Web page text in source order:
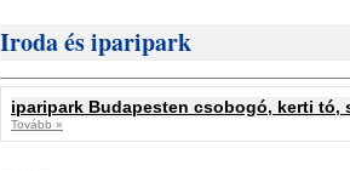
Iroda és iparipark
iparipark Budapesten csobogó, kerti tó,
Tovább »